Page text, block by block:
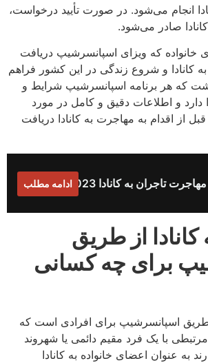
انجام می‌شود. در صورت تأیید درخواست،
صادر می‌شود.
خانواده که ویزای اسپانسرشیپ دریافت
به کانادا و شروع زندگی در این کشور فراهم
که هر برنامه اسپانسرشیپ شرایط و
و اطلاعات دقیق و کامل در مورد
از اقدام به مهاجرت به کانادا دریافت
مهاجرت تاجران به کانادا 2023 ادامه مطلب
از طریق
برای چه کسانی
طریق اسپانسرشیپ برای افرادی است که
با یک فرد مقیم دائمی یا شهروند
به عنوان اعضای خانواده به کانادا